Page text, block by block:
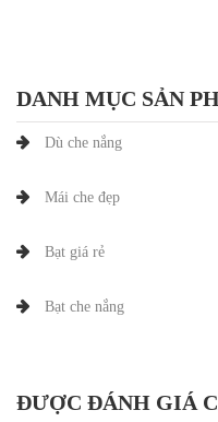
DANH MỤC SẢN
Dù che nắng
Mái che đẹp
Bạt giá rẻ
Bạt che nắng
ĐƯỢC ĐÁNH GIÁ